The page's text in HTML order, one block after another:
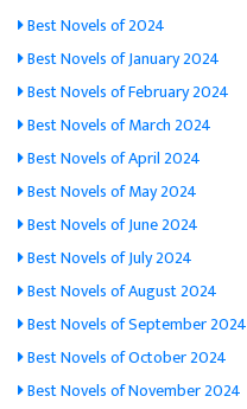
Best Novels of 2024
Best Novels of January 2024
Best Novels of February 2024
Best Novels of March 2024
Best Novels of April 2024
Best Novels of May 2024
Best Novels of June 2024
Best Novels of July 2024
Best Novels of August 2024
Best Novels of September 2024
Best Novels of October 2024
Best Novels of November 2024